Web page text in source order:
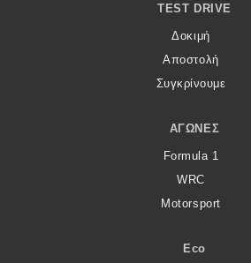
TEST DRIVE
Δοκιμή
Αποστολή
Συγκρίνουμε
ΑΓΏΝΕΣ
Formula 1
WRC
Motorsport
Eco